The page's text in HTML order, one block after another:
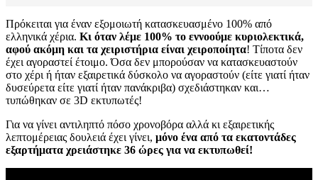
Πρόκειται για έναν εξομοιωτή κατασκευασμένο 100% από
ελληνικά χέρια. Κι όταν λέμε 100% το εννοούμε κυριολεκτικά,
αφού ακόμη και τα χειριστήρια είναι χειροποίητα! Τίποτα δεν
έχει αγοραστεί έτοιμο. Όσα δεν μπορούσαν να κατασκευαστούν
στο χέρι ή ήταν εξαιρετικά δύσκολο να αγοραστούν (είτε γιατί ήταν
δυσεύρετα είτε γιατί ήταν πανάκριβα) σχεδιάστηκαν και…
τυπώθηκαν σε 3D εκτυπωτές!
Για να γίνει αντιληπτό πόσο χρονοβόρα αλλά κι εξαιρετικής
λεπτομέρειας δουλειά έχει γίνει, μόνο ένα από τα εκατοντάδες
εξαρτήματα χρειάστηκε 36 ώρες για να εκτυπωθεί!